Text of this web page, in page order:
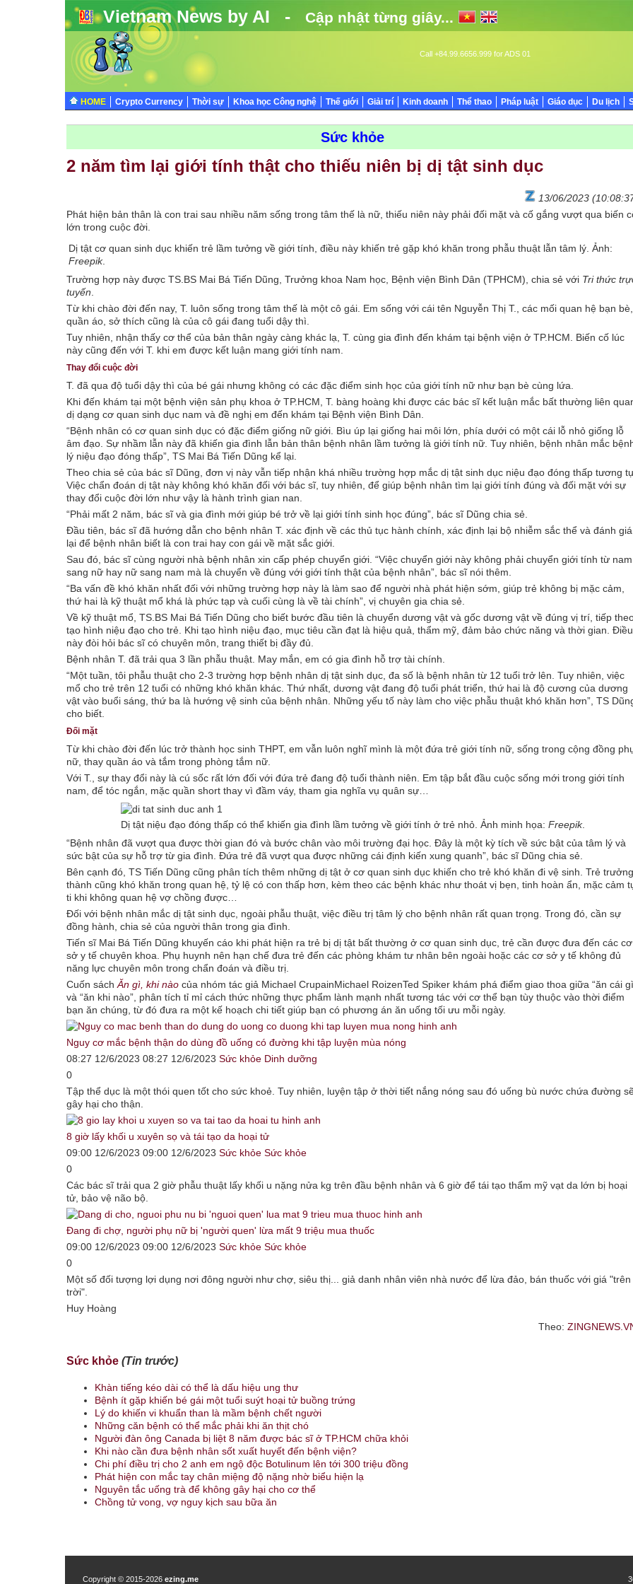
Vietnam News by AI - Cập nhật từng giây...
Call +84.99.6656.999 for ADS 01
HOME Crypto Currency Thời sự Khoa học Công nghệ Thế giới Giải trí Kinh doanh Thể thao Pháp luật Giáo dục Du lịch
Sức khỏe
2 năm tìm lại giới tính thật cho thiếu niên bị dị tật sinh dục
13/06/2023
Phát hiện bản thân là con trai sau nhiều năm sống trong tâm thế là nữ, thiếu niên này phải đối mặt và cố gắng vượt qua biến
lớn trong cuộc đời.
Dị tật cơ quan sinh dục khiến trẻ lầm tưởng về giới tính, điều này khiến trẻ gặp khó khăn trong phẫu thuật lẫn tâm lý. Ảnh:
Freepik.
Trường hợp này được TS.BS Mai Bá Tiến Dũng, Trưởng khoa Nam học, Bệnh viện Bình Dân (TPHCM), chia sẻ với Tri thức
tuyến
Từ khi chào đời đến nay, T. luôn sống trong tâm thế là một cô gái. Em sống với cái tên Nguyễn Thị T., các mối quan hệ bạn bè,
quần áo, sở thích cũng là của cô gái đang tuổi dậy thì.
Tuy nhiên, nhận thấy cơ thể của bản thân ngày càng khác lạ, T. cùng gia đình đến khám tại bệnh viện ở TP.HCM. Biến cố lúc
này cũng đến với T. khi em được kết luận mang giới tính nam.
Thay đổi cuộc đời
T. đã qua độ tuổi dậy thì của bé gái nhưng không có các đặc điểm sinh học của giới tính nữ như bạn bè cùng lứa.
Khi đến khám tại một bệnh viện sản phụ khoa ở TP.HCM, T. bàng hoàng khi được các bác sĩ kết luận mắc bất thường liên
dị dạng cơ quan sinh dục nam và đề nghị em đến khám tại Bệnh viện Bình Dân.
“Bệnh nhân có cơ quan sinh dục có đặc điểm giống nữ giới. Bìu úp lại giống hai môi lớn, phía dưới có một cái lỗ nhỏ giống lỗ
âm đạo. Sự nhầm lẫn này đã khiến gia đình lẫn bản thân bệnh nhân lầm tưởng là giới tính nữ. Tuy nhiên, bệnh nhân mắc
lý niệu đạo đóng thấp”, TS Mai Bá Tiến Dũng kể lại.
Theo chia sẻ của bác sĩ Dũng, đơn vị này vẫn tiếp nhận khá nhiều trường hợp mắc dị tật sinh dục niệu đạo đóng thấp tương
Việc chẩn đoán dị tật này không khó khăn đối với bác sĩ, tuy nhiên, để giúp bệnh nhân tìm lại giới tính đúng và đối mặt với sự
thay đổi cuộc đời lớn như vậy là hành trình gian nan.
“Phải mất 2 năm, bác sĩ và gia đình mới giúp bé trở về lại giới tính sinh học đúng”, bác sĩ Dũng chia sẻ.
Đầu tiên, bác sĩ đã hướng dẫn cho bệnh nhân T. xác định về các thủ tục hành chính, xác định lại bộ nhiễm sắc thể và đánh giá
lại để bệnh nhân biết là con trai hay con gái về mặt sắc giới.
Sau đó, bác sĩ cùng người nhà bệnh nhân xin cấp phép chuyển giới. “Việc chuyển giới này không phải chuyển giới tính từ nam
sang nữ hay nữ sang nam mà là chuyển về đúng với giới tính thật của bệnh nhân”, bác sĩ nói thêm.
“Ba vấn đề khó khăn nhất đối với những trường hợp này là làm sao để người nhà phát hiện sớm, giúp trẻ không bị mặc cảm,
thứ hai là kỹ thuật mổ khá là phức tạp và cuối cùng là về tài chính”, vị chuyên gia chia sẻ.
Về kỹ thuật mổ, TS.BS Mai Bá Tiến Dũng cho biết bước đầu tiên là chuyển dương vật và gốc dương vật về đúng vị trí, tiếp
tạo hình niệu đạo cho trẻ. Khi tạo hình niệu đạo, mục tiêu cần đạt là hiệu quả, thẩm mỹ, đảm bảo chức năng và thời gian. Điều
này đòi hỏi bác sĩ có chuyên môn, trang thiết bị đầy đủ.
Bệnh nhân T. đã trải qua 3 lần phẫu thuật. May mắn, em có gia đình hỗ trợ tài chính.
“Một tuần, tôi phẫu thuật cho 2-3 trường hợp bệnh nhân dị tật sinh dục, đa số là bệnh nhân từ 12 tuổi trở lên. Tuy nhiên, việc
mổ cho trẻ trên 12 tuổi có những khó khăn khác. Thứ nhất, dương vật đang độ tuổi phát triển, thứ hai là độ cương của dương
vật vào buổi sáng, thứ ba là hướng vệ sinh của bệnh nhân. Những yếu tố này làm cho việc phẫu thuật khó khăn hơn”, TS
cho biết.
Đối mặt
Từ khi chào đời đến lúc trở thành học sinh THPT, em vẫn luôn nghĩ mình là một đứa trẻ giới tính nữ, sống trong cộng đồng
nữ, thay quần áo và tắm trong phòng tắm nữ.
Với T., sự thay đổi này là cú sốc rất lớn đối với đứa trẻ đang độ tuổi thành niên. Em tập bắt đầu cuộc sống mới trong giới tính
nam, để tóc ngắn, mặc quần short thay vì đầm váy, tham gia nghĩa vụ quân sự…
Dị tật niệu đạo đóng thấp có thể khiến gia đình lầm tưởng về giới tính ở trẻ nhỏ. Ảnh minh họa: Freepik.
“Bệnh nhân đã vượt qua được thời gian đó và bước chân vào môi trường đại học. Đây là một kỳ tích về sức bật của tâm lý và
sức bật của sự hỗ trợ từ gia đình. Đứa trẻ đã vượt qua được những cái định kiến xung quanh”, bác sĩ Dũng chia sẻ.
Bên cạnh đó, TS Tiến Dũng cũng phân tích thêm những dị tật ở cơ quan sinh dục khiến cho trẻ khó khăn đi vệ sinh. Trẻ trưởng
thành cũng khó khăn trong quan hệ, tỷ lệ có con thấp hơn, kèm theo các bệnh khác như thoát vị bẹn, tinh hoàn ẩn, mặc cảm
ti khi không quan hệ vợ chồng được…
Đối với bệnh nhân mắc dị tật sinh dục, ngoài phẫu thuật, việc điều trị tâm lý cho bệnh nhân rất quan trọng. Trong đó, cần sự
đồng hành, chia sẻ của người thân trong gia đình.
Tiến sĩ Mai Bá Tiến Dũng khuyến cáo khi phát hiện ra trẻ bị dị tật bất thường ở cơ quan sinh dục, trẻ cần được đưa đến các cơ
sở y tế chuyên khoa. Phụ huynh nên hạn chế đưa trẻ đến các phòng khám tư nhân bên ngoài hoặc các cơ sở y tế không đủ
năng lực chuyên môn trong chẩn đoán và điều trị.
Cuốn sách Ăn gì, khi nào của nhóm tác giả Michael CrupainMichael RoizenTed Spiker khám phá điểm giao thoa giữa “ăn cái
và “ăn khi nào”, phân tích tỉ mỉ cách thức những thực phẩm lành mạnh nhất tương tác với cơ thể bạn tùy thuộc vào thời điểm
bạn ăn chúng, từ đó đưa ra một kế hoạch chi tiết giúp bạn có phương án ăn uống tối ưu mỗi ngày.
Nguy cơ mắc bệnh thận do dùng đồ uống có đường khi tập luyện mùa nóng
08:27 12/6/2023 08:27 12/6/2023 Sức khỏe Dinh dưỡng
0
Tập thể dục là một thói quen tốt cho sức khoẻ. Tuy nhiên, luyện tập ở thời tiết nắng nóng sau đó uống bù nước chứa đường
gây hại cho thận.
8 giờ lấy khối u xuyên sọ và tái tạo da hoại tử
09:00 12/6/2023 09:00 12/6/2023 Sức khỏe Sức khỏe
0
Các bác sĩ trải qua 2 giờ phẫu thuật lấy khối u nặng nửa kg trên đầu bệnh nhân và 6 giờ để tái tạo thẩm mỹ vạt da lớn bị hoại
tử, bảo vệ não bộ.
Đang đi chợ, người phụ nữ bị 'người quen' lừa mất 9 triệu mua thuốc
09:00 12/6/2023 09:00 12/6/2023 Sức khỏe Sức khỏe
0
Một số đối tượng lợi dụng nơi đông người như chợ, siêu thị... giả danh nhân viên nhà nước để lừa đảo, bán thuốc với giá "trên
trời".
Huy Hoàng
Theo:
Sức khỏe (Tin trước)
Khàn tiếng kéo dài có thể là dấu hiệu ung thư
Bệnh ít gặp khiến bé gái một tuổi suýt hoại tử buồng trứng
Lý do khiến vi khuẩn than là mầm bệnh chết người
Những căn bệnh có thể mắc phải khi ăn thịt chó
Người đàn ông Canada bị liệt 8 năm được bác sĩ ở TP.HCM chữa khỏi
Khi nào cần đưa bệnh nhân sốt xuất huyết đến bệnh viện?
Chi phí điều trị cho 2 anh em ngộ độc Botulinum lên tới 300 triệu đồng
Phát hiện con mắc tay chân miệng độ nặng nhờ biểu hiện lạ
Nguyên tắc uống trà để không gây hại cho cơ thể
Chồng tử vong, vợ nguy kịch sau bữa ăn
Copyright © 2015-2026 ezing.me